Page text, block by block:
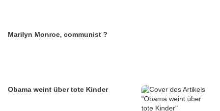
Marilyn Monroe, communist ?
Obama weint über tote Kinder